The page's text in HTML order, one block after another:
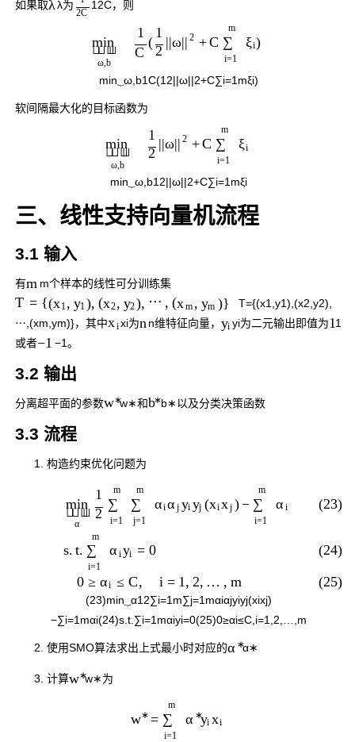
如果取λλ为
2C
12C，则
min
 

ω,b
1
C
(
1
2
||ω|| 2 +C ∑
i=1
m
ξi)
min ω b1C(1 2||ω||2+C∑i=1 mξi)
软间隔最大化的目标函数为
min
 

ω, b
1
2
||ω|| 2 +C ∑
i=1
m
ξi
min ω,b12||ω||2+C∑i=1mξi
三、线性支持向量机流程
3.1 输入
有m m个样本的线性可分训练集
T = {(x1, y1), (x2, y2), ⋯ , (xm , ym )} T={(x1,y1),(x2,y2),
⋯,(xm,ym)}，其中xixi为n n维特征向量， yi yi为二元输出即值为11
或者−1 −1。
3.2 输出
分离超平面的参数w∗w∗和b∗b∗以及分类决策函数
3.3 流程
构造约束优化问题为
min
 

α
1
2
∑
i=1
m
∑
j=1
m
αiα j yi yj (xixj )− ∑
i=1
m
α i
s. t. ∑
i=1
m
α iyi = 0
0 ≥ αi ≤ C, i = 1 , 2, … , m
(23)
(24)
(25)
(23)min α12∑i=1m∑j=1mαiαjyiyj(xixj)
−∑i=1mαi(24)s.t.∑i=1mαiyi=0(25)0≥αi≤C,i=1,2,…,m
使用SMO算法求出上式最小时对应的α ∗α∗
计算w∗w∗为
w∗ = ∑
i=1
m
α ∗yi xi